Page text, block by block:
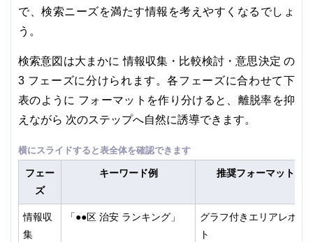
で、検索ニーズを満たす情報を考えやすくなるでしょ
う。
検索意図は大まかに情報収集・比較検討・意思決定 の
3 フェーズに分けられます。各フェーズに合わせて下
表のように フォーマットを作り分けると、離脱率を抑
えながら 次のステップへ自然に誘導できます。
フェー
ズ
キーワード例 推奨フォーマット
情報収
集
「●●区 治安 ランキング」
グラフ付きエリアレポー
ト